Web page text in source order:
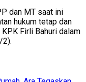
dan MT saat ini
hukum tetap dan
Firli Bahuri dalam
2).